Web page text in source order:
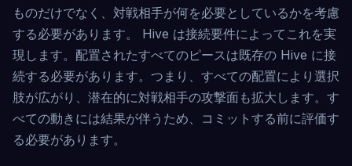
ものだけでなく、対戦相手が何を必要としているかを考慮
する必要があります。 Hive は接続要件によってこれを実
現します。配置されたすべてのピースは既存の Hive に接
続する必要があります。つまり、すべての配置により選択
肢が広がり、潜在的に対戦相手の攻撃面も拡大します。す
べての動きには結果が伴うため、コミットする前に評価す
る必要があります。